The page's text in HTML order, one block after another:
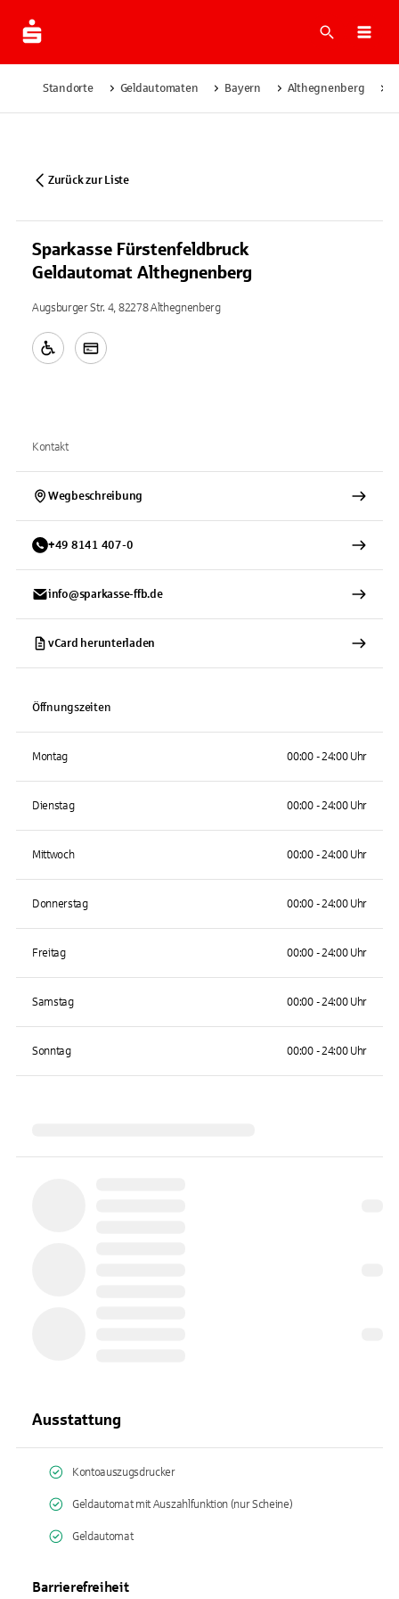
Suche
Standorte Geldautomaten Bayern Althegnenberg
Zurück zur Liste
Sparkasse Fürstenfeldbruck
Geldautomat Althegnenberg
Augsburger Str. 4, 82278 Althegnenberg
Kontakt
Wegbeschreibung
+49 8141 407-0
info@sparkasse-ffb.de
vCard herunterladen
Öffnungszeiten
Montag 00:00 - 24:00 Uhr
Dienstag 00:00 - 24:00 Uhr
Mittwoch 00:00 - 24:00 Uhr
Donnerstag 00:00 - 24:00 Uhr
Freitag 00:00 - 24:00 Uhr
Samstag 00:00 - 24:00 Uhr
Sonntag 00:00 - 24:00 Uhr
Ausstattung
Kontoauszugsdrucker
Geldautomat mit Auszahlfunktion (nur Scheine)
Geldautomat
Barrierefreiheit